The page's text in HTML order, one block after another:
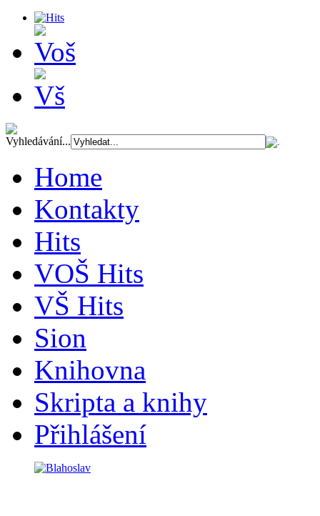
Vyhledávání...
Home
Kontakty
Hits
VOŠ Hits
VŠ Hits
Sion
Knihovna
Skripta a knihy
Přihlášení